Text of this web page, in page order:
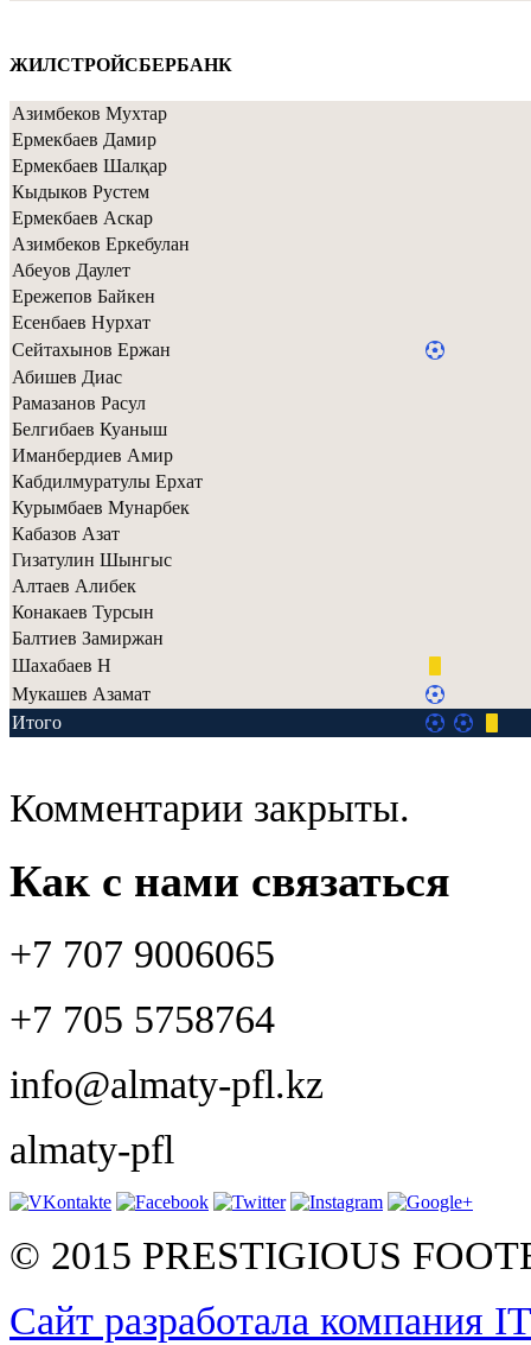
ЖИЛСТРОЙСБЕРБАНК
Азимбеков Мухтар
Ермекбаев Дамир
Ермекбаев Шалқар
Кыдыков Рустем
Ермекбаев Аскар
Азимбеков Еркебулан
Абеуов Даулет
Ережепов Байкен
Есенбаев Нурхат
Сейтахынов Ержан
Абишев Диас
Рамазанов Расул
Белгибаев Куаныш
Иманбердиев Амир
Кабдилмуратулы Ерхат
Курымбаев Мунарбек
Кабазов Азат
Гизатулин Шынгыс
Алтаев Алибек
Конакаев Турсын
Балтиев Замиржан
Шахабаев Н
Мукашев Азамат
Итого
Комментарии закрыты.
Как с нами связаться
+7 707 9006065
+7 705 5758764
info@almaty-pfl.kz
almaty-pfl
© 2015 PRESTIGIOUS
Сайт разработала компания